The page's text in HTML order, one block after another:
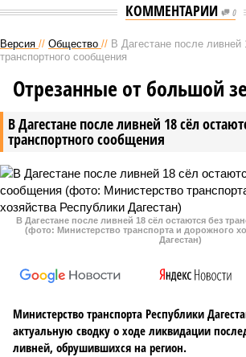
КОММЕНТАРИИ 0
Версия // Общество // В Дагестане после ливней
транспортного сообщения
В Дагестане после ливней 18 сёл
транспортного сообщения
Отрезанные от большой
В Дагестане после ливней 18 сёл остаются без
(фото: Министерство транспорта и дорожного
Дагестан)
Министерство транспорта Республики
актуальную сводку о ходе ликвидации
ливней, обрушившихся на регион.